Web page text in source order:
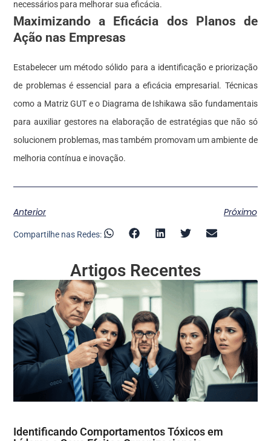
necessários para melhorar sua eficácia.
Maximizando a Eficácia dos Planos de
Ação nas Empresas
Estabelecer um método sólido para a identificação e priorização
de problemas é essencial para a eficácia empresarial. Técnicas
como a Matriz GUT e o Diagrama de Ishikawa são fundamentais
para auxiliar gestores na elaboração de estratégias que não só
solucionem problemas, mas também promovam um ambiente de
melhoria contínua e inovação.
Anterior Próximo
Compartilhe nas Redes:
Artigos Recentes
Identificando Comportamentos Tóxicos em